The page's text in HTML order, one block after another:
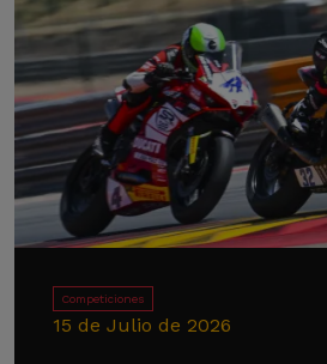
Competiciones
15 de Julio de 2026